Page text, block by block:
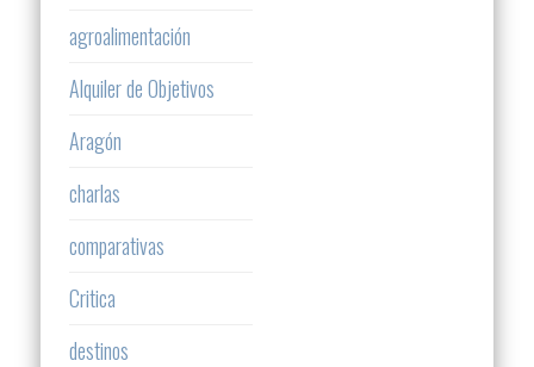
agroalimentación
Alquiler de Objetivos
Aragón
charlas
comparativas
Critica
destinos